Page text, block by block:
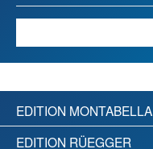
EDITION MONTABELLA
EDITION RÜEGGER